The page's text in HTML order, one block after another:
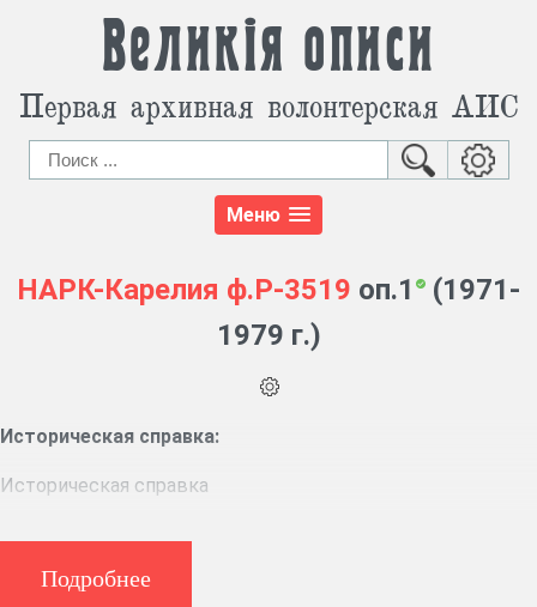
Великія описи
Первая архивная волонтерская АИС
Меню
НАРК-Карелия ф.Р-3519 оп.1
(1971-
1979 г.)
Историческая справка:
Историческая справка
Лахденпохского района. Дела архитектора за 1971 г.
Подробнее